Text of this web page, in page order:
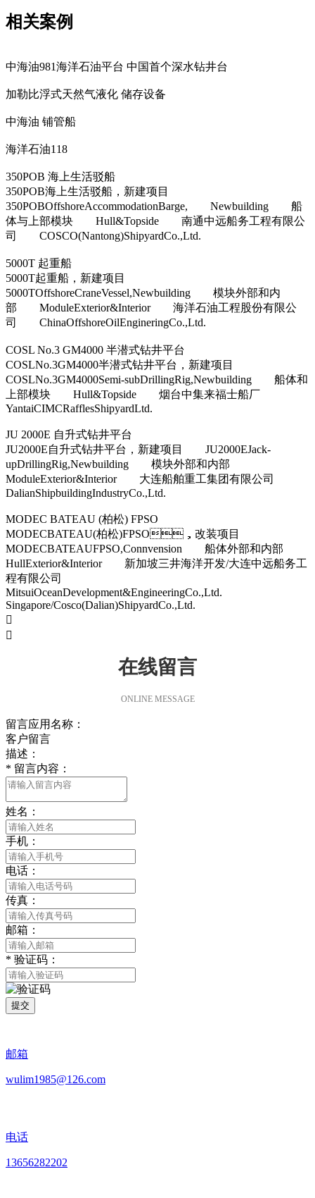
相关案例
中海油981海洋石油平台 中国首个深水钻井台
加勒比浮式天然气液化 储存设备
中海油 铺管船
海洋石油118
350POB 海上生活驳船
350POB海上生活驳船，新建项目
350POBOffshoreAccommodationBarge, Newbuilding 船
体与上部模块 Hull&Topside 南通中远船务工程有限公
司 COSCO(Nantong)ShipyardCo.,Ltd.
5000T 起重船
5000T起重船，新建项目
5000TOffshoreCraneVessel,Newbuilding 模块外部和内
部 ModuleExterior&Interior 海洋石油工程股份有限公
司 ChinaOffshoreOilEngineringCo.,Ltd.
COSL No.3 GM4000 半潜式钻井平台
COSLNo.3GM4000半潜式钻井平台，新建项目
COSLNo.3GM4000Semi-subDrillingRig,Newbuilding 船体和
上部模块 Hull&Topside 烟台中集来福士船厂
YantaiCIMCRafflesShipyardLtd.
JU 2000E 自升式钻井平台
JU2000E自升式钻井平台，新建项目 JU2000EJack-
upDrillingRig,Newbuilding 模块外部和内部
ModuleExterior&Interior 大连船舶重工集团有限公司
DalianShipbuildingIndustryCo.,Ltd.
MODEC BATEAU (柏松) FPSO
MODECBATEAU(柏松)FPSO，改装项目
MODECBATEAUFPSO,Connvension 船体外部和内部
HullExterior&Interior 新加坡三井海洋开发/大连中远船务工
程有限公司
MitsuiOceanDevelopment&EngineeringCo.,Ltd.
Singapore/Cosco(Dalian)ShipyardCo.,Ltd.


在线留言
ONLINE MESSAGE
留言应用名称：
客户留言
描述：
* 留言内容：
姓名：
手机：
电话：
传真：
邮箱：
* 验证码：
提交
邮箱
wulim1985@126.com
电话
13656282202